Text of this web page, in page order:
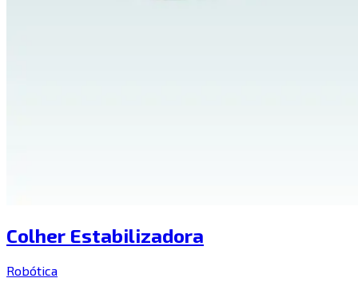
Colher Estabilizadora
Robótica